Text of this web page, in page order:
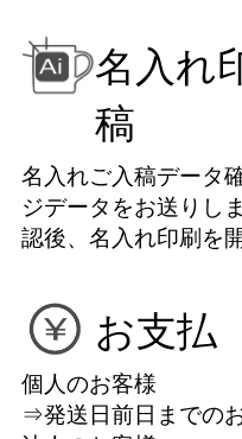
名入れ
稿
名入れご入稿データ
ジデータをお送りし
認後、名入れ印刷を
お支払
個人のお客様
⇒発送日前日までの